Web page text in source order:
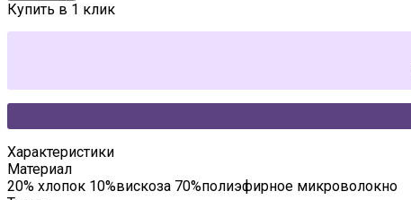
Купить в 1 клик
Характеристики
Материал
20% хлопок 10%вискоза 70%полиэфирное микроволокно